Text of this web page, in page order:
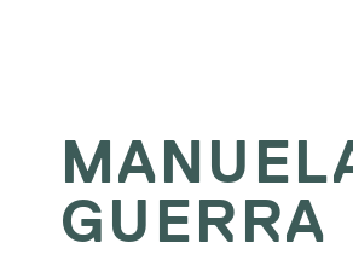
GUERRA